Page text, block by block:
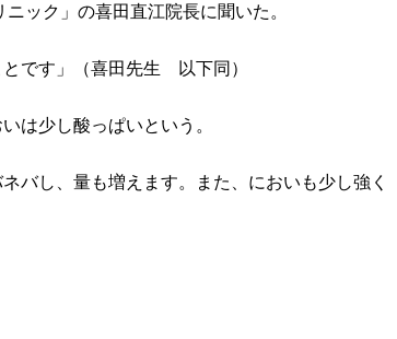
ック」の喜田直江院長に聞いた。
です」（喜田先生 以下同）
は少し酸っぱいという。
バし、量も増えます。また、においも少し強く